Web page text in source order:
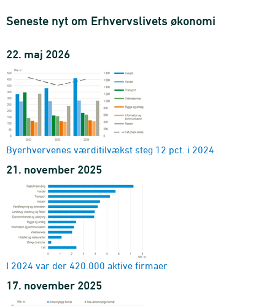
Seneste nyt om Erhvervslivets økonomi
22. maj 2026
Byerhvervenes værditilvækst steg 12 pct. i 2024
21. november 2025
I 2024 var der 420.000 aktive firmaer
17. november 2025